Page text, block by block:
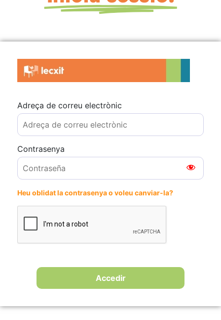
Adreça de correu electrònic
Contrasenya
Heu oblidat la contrasenya o voleu canviar-la?